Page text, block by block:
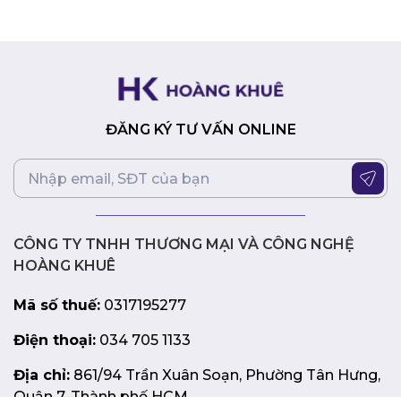
Với hiệu năng mạnh mẽ, hỗ trợ bộ nhớ DDR5 tốc độ cao,
lưu trữ nhanh chóng, kết nối không dây tốc độ cao, âm
linh hoạt, bo mạch chủ MSI MAG B760M MORTAR WIFI
DDR5 là lựa chọn hoàn hảo cho những ai đang tìm kiếm
một nền tảng vững chắc để xây dựng hệ thống máy tính
của mình. Sản phẩm này không chỉ đáp ứng tốt nhu cầu
chơi game, làm việc và giải trí mà còn mang đến một trải
nghiệm sử dụng tuyệt vời với thiết kế đẹp mắt và tính
năng vượt trội.
ĐĂNG KÝ TƯ VẤN ONLINE
CÔNG TY TNHH THƯƠNG MẠI VÀ CÔNG NGHỆ
HOÀNG KHUÊ
Mã số thuế: 0317195277
Điện thoại: 034 705 1133
Địa chỉ: 861/94 Trần Xuân Soạn, Phường Tân Hưng,